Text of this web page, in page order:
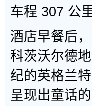
车程 307 公
酒店早餐后
科茨沃尔德
纪的英格兰
呈现出童话